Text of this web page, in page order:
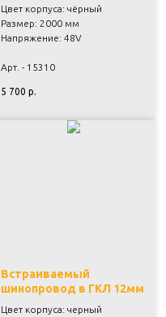
Цвет корпуса: чёрный
Размер: 2000 мм
Напряжение: 48V
Арт. - 15310
5 700 р.
Встраиваемый
шинопровод в ГКЛ 12мм
Цвет корпуса: черный